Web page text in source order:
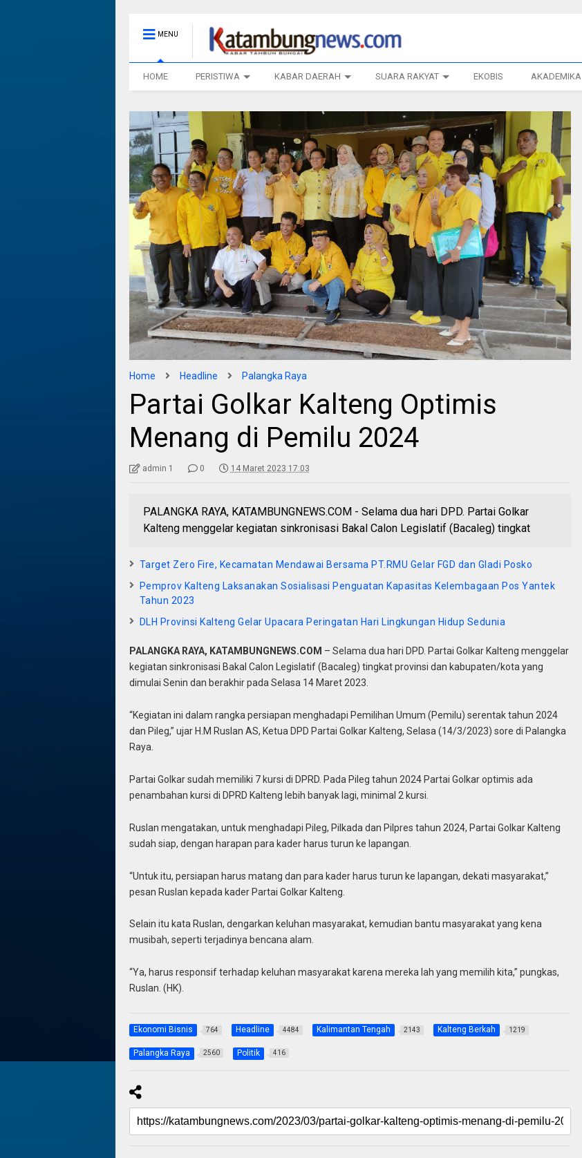
MENU
HOME PERISTIWA KABAR DAERAH SUARA RAKYAT EKOBIS AKADEMIKA
Home Headline Palangka Raya
Partai Golkar Kalteng Optimis
Menang di Pemilu 2024
admin 1 0 14 Maret 2023 17:03
PALANGKA RAYA, KATAMBUNGNEWS.COM - Selama dua hari DPD. Partai Golkar
Kalteng menggelar kegiatan sinkronisasi Bakal Calon Legislatif (Bacaleg) tingkat
Target Zero Fire, Kecamatan Mendawai Bersama PT.RMU Gelar FGD dan Gladi Posko
Pemprov Kalteng Laksanakan Sosialisasi Penguatan Kapasitas Kelembagaan Pos Yantek
Tahun 2023
DLH Provinsi Kalteng Gelar Upacara Peringatan Hari Lingkungan Hidup Sedunia
PALANGKA RAYA, KATAMBUNGNEWS.COM – Selama dua hari DPD. Partai Golkar Kalteng menggelar
kegiatan sinkronisasi Bakal Calon Legislatif (Bacaleg) tingkat provinsi dan kabupaten/kota yang
dimulai Senin dan berakhir pada Selasa 14 Maret 2023.
“Kegiatan ini dalam rangka persiapan menghadapi Pemilihan Umum (Pemilu) serentak tahun 2024
dan Pileg,” ujar H.M Ruslan AS, Ketua DPD Partai Golkar Kalteng, Selasa (14/3/2023) sore di Palangka
Raya.
Partai Golkar sudah memiliki 7 kursi di DPRD. Pada Pileg tahun 2024 Partai Golkar optimis ada
penambahan kursi di DPRD Kalteng lebih banyak lagi, minimal 2 kursi.
Ruslan mengatakan, untuk menghadapi Pileg, Pilkada dan Pilpres tahun 2024, Partai Golkar Kalteng
sudah siap, dengan harapan para kader harus turun ke lapangan.
“Untuk itu, persiapan harus matang dan para kader harus turun ke lapangan, dekati masyarakat,”
pesan Ruslan kepada kader Partai Golkar Kalteng.
Selain itu kata Ruslan, dengarkan keluhan masyarakat, kemudian bantu masyarakat yang kena
musibah, seperti terjadinya bencana alam.
“Ya, harus responsif terhadap keluhan masyarakat karena mereka lah yang memilih kita,” pungkas,
Ruslan. (HK).
Ekonomi Bisnis 764 Headline 4484 Kalimantan Tengah 2143 Kalteng Berkah 1219
Palangka Raya 2560 Politik 416